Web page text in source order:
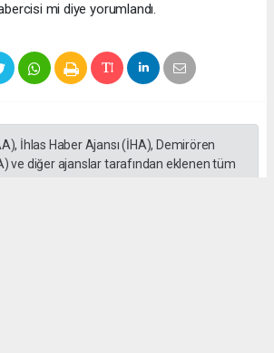
mi diye yorumlandı.
İhlas Haber Ajansı (İHA), Demirören
ve diğer ajanslar tarafından eklenen tüm